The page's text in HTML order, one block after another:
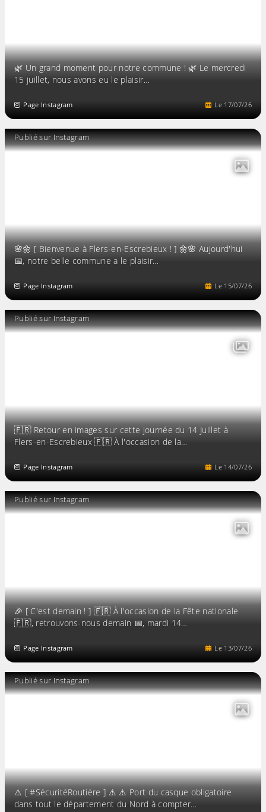
🌿 Un grand moment pour notre commune ! 🌿 Le mercredi
15 juillet, nous avons eu le plaisir…
Le 17/07/26
Page Instagram
Publié sur Instagram
🌸🌼 [ Bienvenue à Flers-en-Escrebieux ! ] 🌼🌸 Aujourd'hui
📅, notre belle commune a le plaisir…
Le 15/07/26
Page Instagram
Publié sur Instagram
🇫🇷 Retour en images sur cette journée du 14 Juillet à
Flers-en-Escrebieux 🇫🇷 À l'occasion de la…
Le 14/07/26
Page Instagram
Publié sur Instagram
🎉 [ C'est demain ! ] 🇫🇷 À l'occasion de la Fête nationale
🇫🇷, retrouvons-nous demain 📅, mardi 14…
Le 13/07/26
Page Instagram
Publié sur Instagram
⚠ [ #SécuritéRoutière ] ⚠ ⚠ Port du casque obligatoire
dans tout le département du Nord à compter…